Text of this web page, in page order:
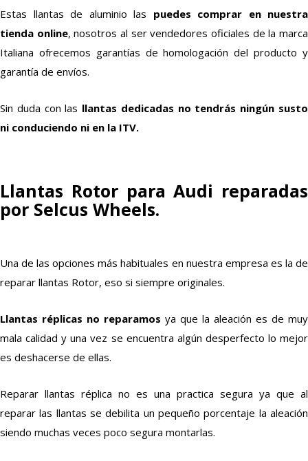
Estas llantas de aluminio las puedes comprar en nuestra
tienda online, nosotros al ser vendedores oficiales de la marca
Italiana ofrecemos garantías de homologación del producto y
garantía de envíos.
Sin duda con las llantas dedicadas no tendrás ningún susto
ni conduciendo ni en la ITV.
Llantas Rotor para Audi reparadas
por Selcus Wheels.
Una de las opciones más habituales en nuestra empresa es la de
reparar llantas Rotor, eso si siempre originales.
Llantas réplicas no reparamos ya que la aleación es de muy
mala calidad y una vez se encuentra algún desperfecto lo mejor
es deshacerse de ellas.
Reparar llantas réplica no es una practica segura ya que al
reparar las llantas se debilita un pequeño porcentaje la aleación
siendo muchas veces poco segura montarlas.